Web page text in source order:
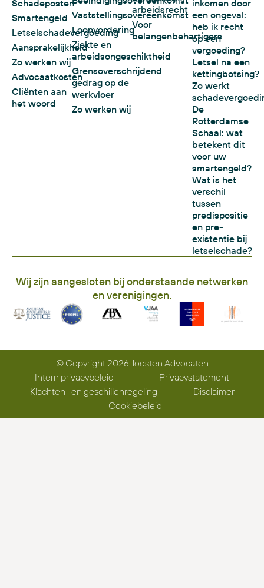
Schadeposten
Smartengeld
Letselschadevergoeding
Aansprakelijkheid
Zo werken wij
Advocaatkosten
Cliënten aan
het woord
Vaststellingsovereenkomst
Loonvordering
Ziekte en
arbeidsongeschiktheid
Grensoverschrijdend
gedrag op de
werkvloer
Zo werken wij
arbeidsrecht
Voor
belangenbehartigers
inkomen door
een ongeval:
heb ik recht
op een
vergoeding?
Letsel na een
kettingbotsing?
Zo werkt
De
Rotterdamse
Schaal: wat
betekent dit
voor uw
smartengeld?
Wat is het
verschil
tussen
predispositie
en pre-
existentie bij
letselschade?
Wij zijn aangesloten bij onderstaande netwerken
en verenigingen.
© Copyright 2026 Joosten Advocaten
Intern privacybeleid
Privacystatement
Klachten- en geschillenregeling
Disclaimer
Cookiebeleid